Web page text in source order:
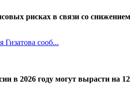
рисках в связи со
сооб...
в 2026 году могут вырасти на